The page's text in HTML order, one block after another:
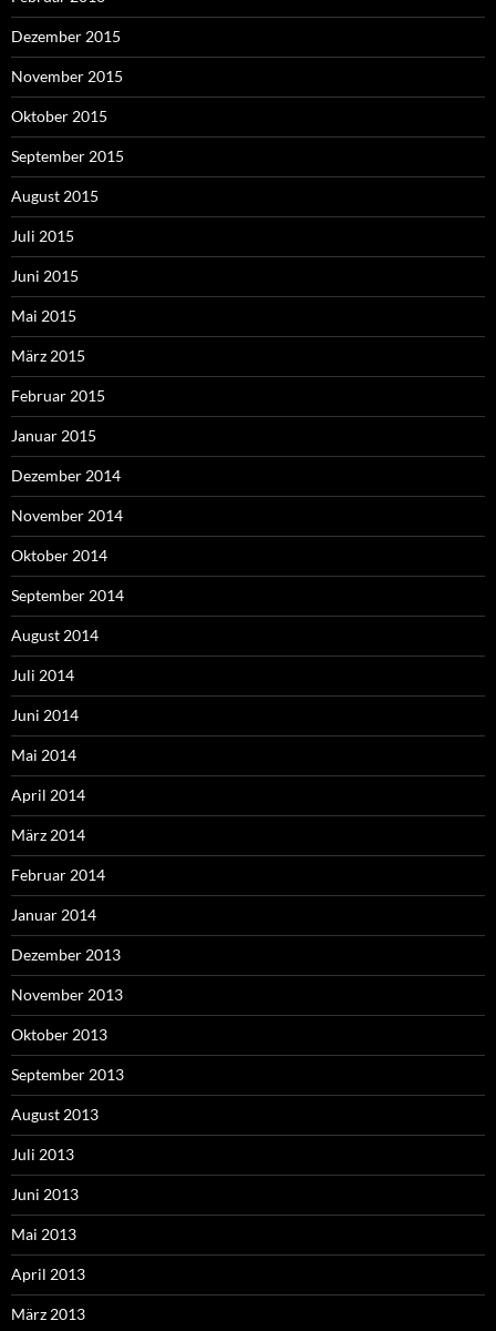
Dezember 2015
November 2015
Oktober 2015
September 2015
August 2015
Juli 2015
Juni 2015
Mai 2015
März 2015
Februar 2015
Januar 2015
Dezember 2014
November 2014
Oktober 2014
September 2014
August 2014
Juli 2014
Juni 2014
Mai 2014
April 2014
März 2014
Februar 2014
Januar 2014
Dezember 2013
November 2013
Oktober 2013
September 2013
August 2013
Juli 2013
Juni 2013
Mai 2013
April 2013
März 2013